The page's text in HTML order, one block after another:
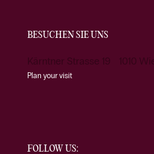
BESUCHEN SIE UNS
Kärntner Strasse 19 1010
Plan your visit
FOLLOW US: